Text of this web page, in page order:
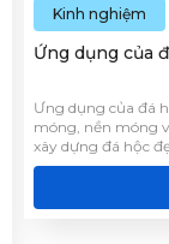
Kinh nghiệm
Ứng dụng của
Ưng dụng của đá
móng, nền móng
xây dựng đá hộc